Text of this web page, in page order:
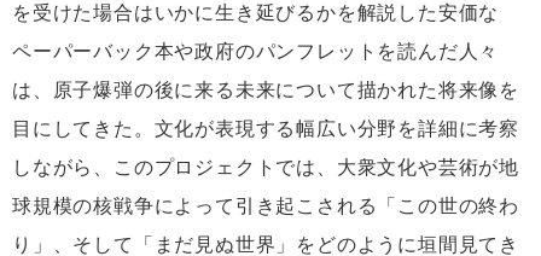
を受けた場合はいかに生き延びるかを解説した安価な
ペーパーバック本や政府のパンフレットを読んだ人々
は、原子爆弾の後に来る未来について描かれた将来像を
目にしてきた。文化が表現する幅広い分野を詳細に考察
しながら、このプロジェクトでは、大衆文化や芸術が地
球規模の核戦争によって引き起こされる「この世の終わ
り」、そして「まだ見ぬ世界」をどのように垣間見てき